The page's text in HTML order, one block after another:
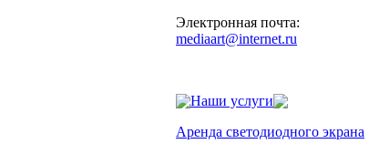
Электронная почта:
mediaart@internet.ru
Наши услуги
Аренда светодиодного экрана